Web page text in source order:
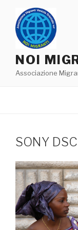
contenuto
NOI
Associazione
SONY DSC